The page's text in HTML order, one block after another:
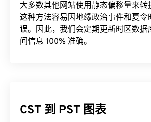
大多数其他网站使用静态偏移量来转
这种方法容易因地缘政治事件和夏令
误。因此，我们会定期更新时区数据
间信息 100% 准确。
CST 到 PST 图表